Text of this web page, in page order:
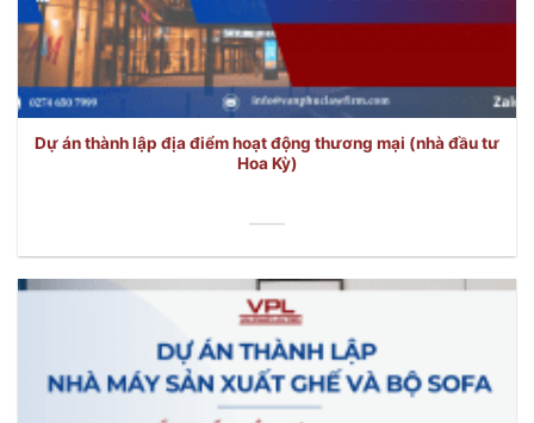
Dự án thành lập địa điểm hoạt động thương mại (nhà đầu tư
Hoa Kỳ)